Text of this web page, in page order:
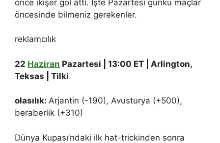
önce ikişer gol attı. İşte Pazartesi günkü maçlar
öncesinde bilmeniz gerekenler.
reklamcılık
22 Haziran Pazartesi | 13:00 ET | Arlington,
Teksas | Tilki
olasılık: Arjantin (-190), Avusturya (+500),
beraberlik (+310)
Dünya Kupası’ndaki ilk hat-trickinden sonra